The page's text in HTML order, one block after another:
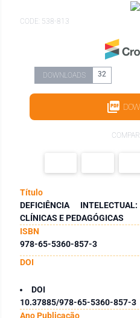
CODE: 538-813
DOWNLOADS 32
Título
DEFICIÊNCIA
CLÍNICAS E PEDAGÓGICAS
ISBN
978-65-5360-857-3
DOI
DOI
10.37885/978-65-5360-857-3
Ano Publicação